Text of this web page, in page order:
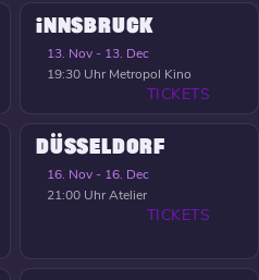
INNSBRUCK
13. Nov - 13. Dec
19:30 Uhr Metropol Kino
TICKETS
DÜSSELDORF
16. Nov - 16. Dec
21:00 UhrAtelier
TICKETS